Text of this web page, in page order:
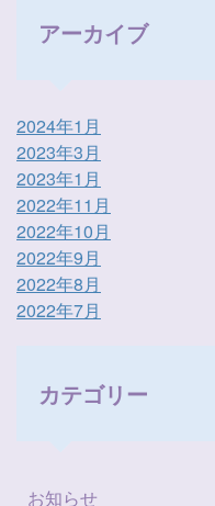
アーカイブ
2024年1月
2023年3月
2023年1月
2022年11月
2022年10月
2022年9月
2022年8月
2022年7月
カテゴリー
お知らせ